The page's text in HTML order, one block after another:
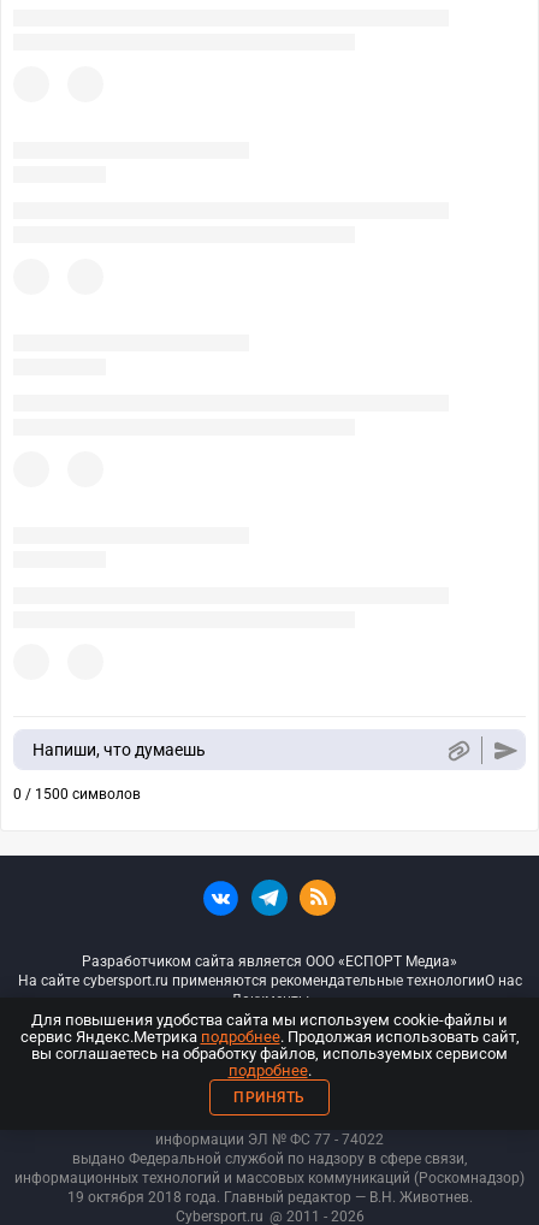
Напиши, что думаешь
0 / 1500 символов
Разработчиком сайта является ООО «ЕСПОРТ Медиа»
На сайте cybersport.ru применяются рекомендательные технологииО нас
Документы
© ООО «Киберспорт.ру» — Все права защищены
18+
ООО «Киберспорт.ру». Свидетельство о регистрации средств массовой
информации ЭЛ № ФС 77 - 74022
выдано Федеральной службой по надзору в сфере связи,
информационных технологий и массовых коммуникаций (Роскомнадзор)
19 октября 2018 года. Главный редактор — В.Н. Животнев.
Cybersport.ru @ 2011 - 2026
Для повышения удобства сайта мы используем cookie-файлы и
сервис Яндекс.Метрика подробнее. Продолжая использовать сайт,
вы соглашаетесь на обработку файлов, используемых сервисом
подробнее.
ПРИНЯТЬ